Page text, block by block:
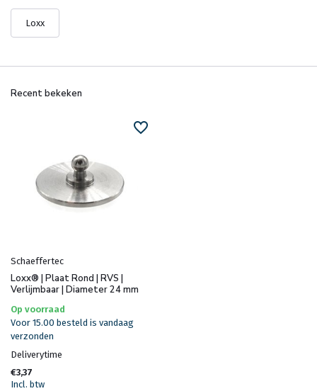
Loxx
Recent bekeken
Schaeffertec
Loxx® | Plaat Rond | RVS |
Verlijmbaar | Diameter 24 mm
Op voorraad
Voor 15.00 besteld is vandaag
verzonden
Deliverytime
€3,37
Incl. btw